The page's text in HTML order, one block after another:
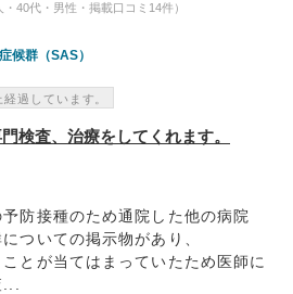
40代・男性・掲載口コミ14件）
候群（SAS）
過しています。
検査、治療をしてくれます。
防接種のため通院した他の病院
ついての掲示物があり、
とが当てはまっていたため医師に